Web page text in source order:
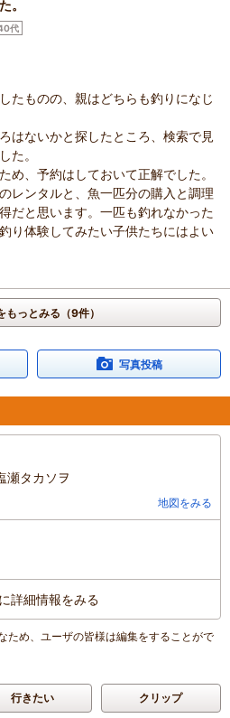
だけを釣る約束で釣りを始めたの
した。魚の骨がのどに刺さりそうで
当におすすめです。
他
。
代
たものの、親はどちらも釣りになじ
はないかと探したところ、検索で見
た。
め、予約はしておいて正解でした。
レンタルと、魚一匹分の購入と調理
だと思います。一匹も釣れなかった
り体験してみたい子供たちにはよい
方が助けてくださいます。魚のさば
て頂けるので、小学生の食育にもば
い流して掃除をするなんて…なかな
か、臭みがなく大変おいしくいただ
！
て、つかみ取りにも挑戦させてあげ
けれども、自己責任です。子供用の
し出し用のものを置いていただいて
ていただいていたことに後から気づ
シートを持っていって、Wifiに接続
物は持ち込んだ方がよさそう。販売
はかき氷と五平餅（クルミ入り）く
入したもの以外は持ち帰りが基本で
もっとみる（9件）
写真投稿
瀬タカソヲ
地図をみる
詳細情報をみる
ため、ユーザの皆様は編集をすることがで
行きたい クリップ